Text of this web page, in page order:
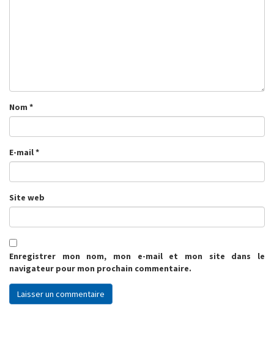
Nom *
E-mail*
Site web
Enregistrer mon nom, mon e-mail et mon site dans le
navigateur pour mon prochain commentaire.